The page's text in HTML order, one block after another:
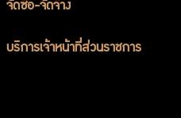
จัดซื้อ-จัดจ้าง
บริการเจ้าหน้าที่ส่วนราชการ